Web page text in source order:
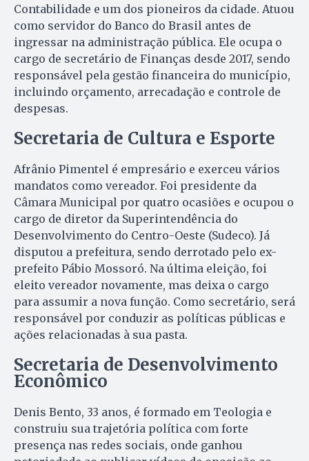
Contabilidade e um dos pioneiros da cidade. Atuou
como servidor do Banco do Brasil antes de
ingressar na administração pública. Ele ocupa o
cargo de secretário de Finanças desde 2017, sendo
responsável pela gestão financeira do município,
incluindo orçamento, arrecadação e controle de
despesas.
Secretaria de Cultura e Esporte
Afrânio Pimentel é empresário e exerceu vários
mandatos como vereador. Foi presidente da
Câmara Municipal por quatro ocasiões e ocupou o
cargo de diretor da Superintendência do
Desenvolvimento do Centro-Oeste (Sudeco). Já
disputou a prefeitura, sendo derrotado pelo ex-
prefeito Pábio Mossoró. Na última eleição, foi
eleito vereador novamente, mas deixa o cargo
para assumir a nova função. Como secretário, será
responsável por conduzir as políticas públicas e
ações relacionadas à sua pasta.
Secretaria de Desenvolvimento
Econômico
Denis Bento, 33 anos, é formado em Teologia e
construiu sua trajetória política com forte
presença nas redes sociais, onde ganhou